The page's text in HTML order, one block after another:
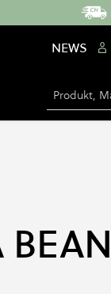
NEWS